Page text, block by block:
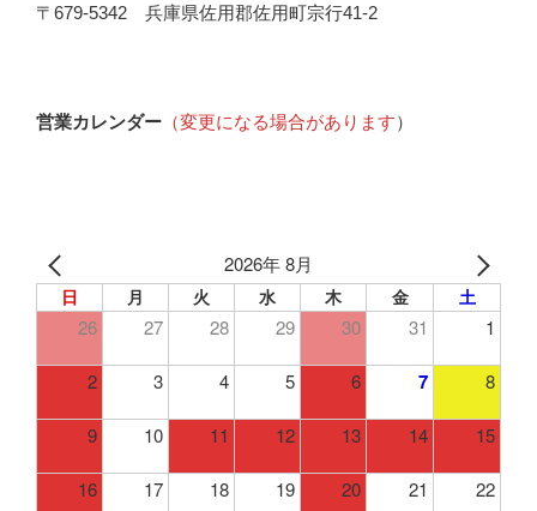
〒679-5342 兵庫県佐用郡佐用町宗行41-2
営業カレンダー （変更になる場合があります）
2026年 8月
日 月 火 水 木 金 土
26 27 28 29 30 31 1
2 3 4 5 6 7 8
9 10 11 12 13 14 15
16 17 18 19 20 21 22